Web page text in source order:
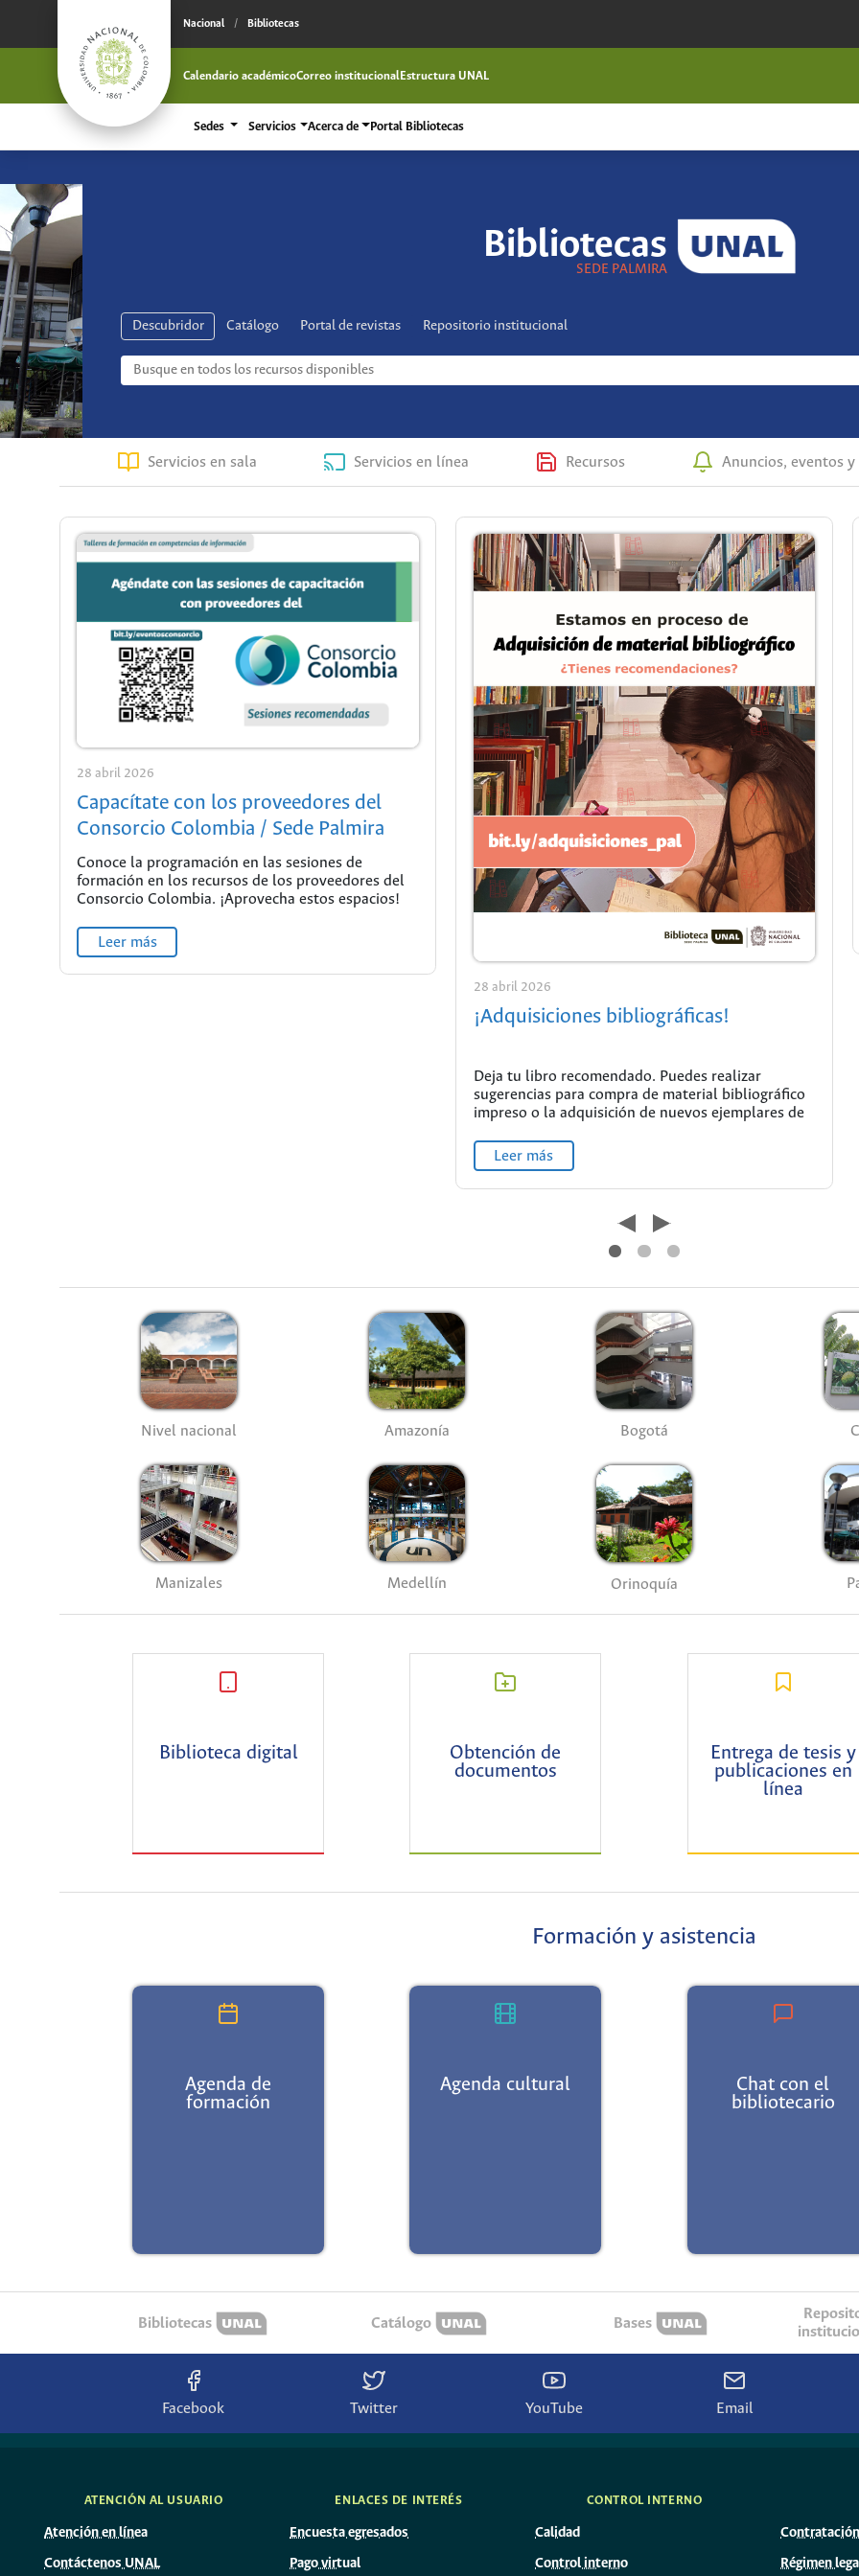
Nacional / Bibliotecas
Calendario académicoCorreo institucionalEstructura UNAL
Sedes Servicios Acerca de Portal Bibliotecas
Bibliotecas
Descubridor Catálogo Portal de revistas Repositorio institucional
Servicios en sala Servicios en línea Recursos Anuncios, eventos
28 abril 2026
Capacítate con los proveedores del
Consorcio Colombia / Sede Palmira
Conoce la programación en las sesiones de
formación en los recursos de los proveedores del
Consorcio Colombia. ¡Aprovecha estos espacios!
Leer más
28 abril 2026
¡Adquisiciones bibliográficas!
Deja tu libro recomendado. Puedes realizar
sugerencias para compra de material bibliográfico
impreso o la adquisición de nuevos ejemplares de
Leer más
Nivel nacional Amazonía Bogotá
Manizales Medellín Orinoquía
Biblioteca digital
Obtención de
documentos
Entrega de tesis y
publicaciones en
línea
Formación y asistencia
Agenda de
formación
Agenda cultural
Chat con el
bibliotecario
Bibliotecas Catálogo Bases
Facebook Twitter YouTube Email
ATENCIÓN AL USUARIO
Atención en línea
Contáctenos UNAL
ENLACES DE INTERÉS
Encuesta egresados
Pago virtual
CONTROL INTERNO
Calidad
Control interno
Contratación
Régimen